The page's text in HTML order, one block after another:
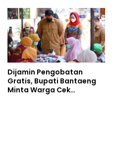
Dijamin Pengobatan
Gratis, Bupati Bantaeng
Minta Warga Cek